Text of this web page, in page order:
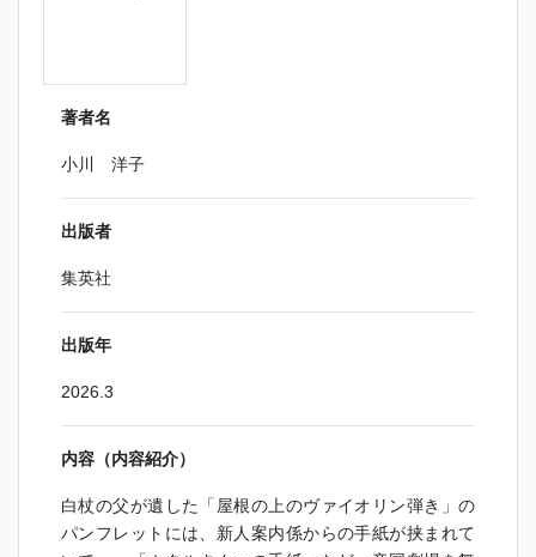
著者名
小川 洋子
出版者
集英社
出版年
2026.3
内容（内容紹介）
白杖の父が遺した「屋根の上のヴァイオリン弾き」の
パンフレットには、新人案内係からの手紙が挟まれて